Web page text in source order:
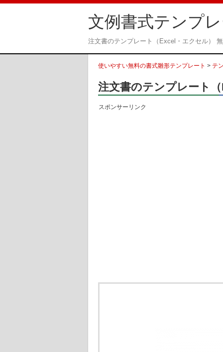
文例書式テンプ
注文書のテンプレート（Excel・エクセル）
使いやすい無料の書式雛形テンプレート > テ
注文書のテンプレート
スポンサーリンク